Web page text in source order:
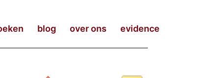
blog over ons evidence